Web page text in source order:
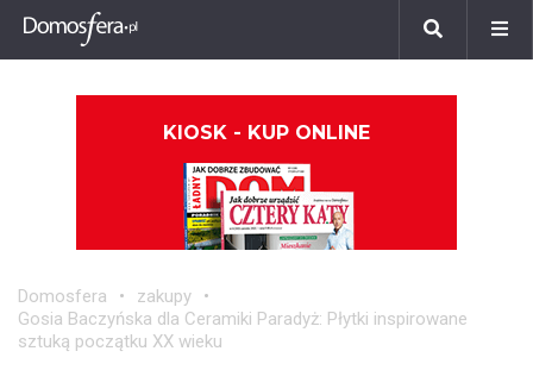
KIOSK - KUP ONLINE
Domosfera
zakupy
Gosia Baczyńska dla Ceramiki Paradyż: Płytki inspirowane
sztuką początku XX wieku